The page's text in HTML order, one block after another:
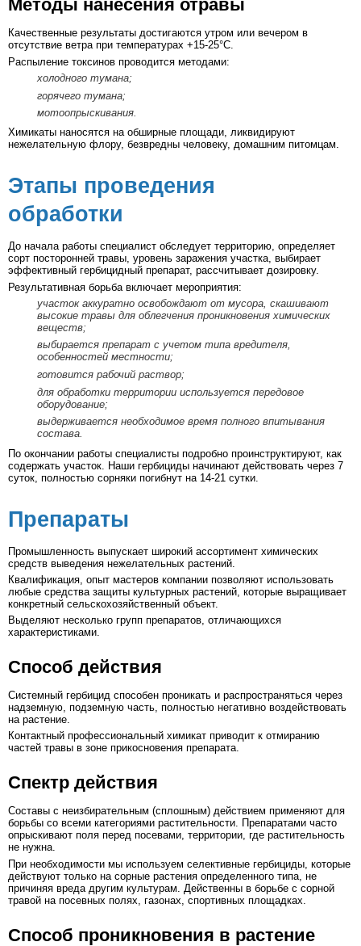
Методы нанесения отравы
Качественные результаты достигаются утром или вечером в
отсутствие ветра при температурах +15-25°С.
Распыление токсинов проводится методами:
холодного тумана;
горячего тумана;
мотоопрыскивания.
Химикаты наносятся на обширные площади, ликвидируют
нежелательную флору, безвредны человеку, домашним питомцам.
Этапы проведения
обработки
До начала работы специалист обследует территорию, определяет
сорт посторонней травы, уровень заражения участка, выбирает
эффективный гербицидный препарат, рассчитывает дозировку.
Результативная борьба включает мероприятия:
участок аккуратно освобождают от мусора, скашивают
высокие травы для облегчения проникновения химических
веществ;
выбирается препарат с учетом типа вредителя,
особенностей местности;
готовится рабочий раствор;
для обработки территории используется передовое
оборудование;
выдерживается необходимое время полного впитывания
состава.
По окончании работы специалисты подробно проинструктируют, как
содержать участок. Наши гербициды начинают действовать через 7
суток, полностью сорняки погибнут на 14-21 сутки.
Препараты
Промышленность выпускает широкий ассортимент химических
средств выведения нежелательных растений.
Квалификация, опыт мастеров компании позволяют использовать
любые средства защиты культурных растений, которые выращивает
конкретный сельскохозяйственный объект.
Выделяют несколько групп препаратов, отличающихся
характеристиками.
Способ действия
Системный гербицид способен проникать и распространяться через
надземную, подземную часть, полностью негативно воздействовать
на растение.
Контактный профессиональный химикат приводит к отмиранию
частей травы в зоне прикосновения препарата.
Спектр действия
Составы с неизбирательным (сплошным) действием применяют для
борьбы со всеми категориями растительности. Препаратами часто
опрыскивают поля перед посевами, территории, где растительность
не нужна.
При необходимости мы используем селективные гербициды, которые
действуют только на сорные растения определенного типа, не
причиняя вреда другим культурам. Действенны в борьбе с сорной
травой на посевных полях, газонах, спортивных площадках.
Способ проникновения в растение